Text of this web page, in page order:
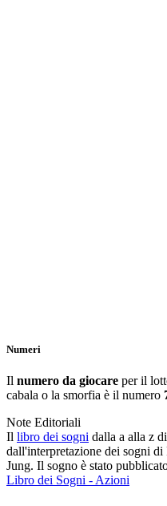
Numeri
Il numero da giocare per il
cabala o la smorfia è il numero
Note Editoriali
Il libro dei sogni dalla a alla z
dall'interpretazione dei sogni
Jung. Il sogno è stato
Libro dei Sogni - Azioni